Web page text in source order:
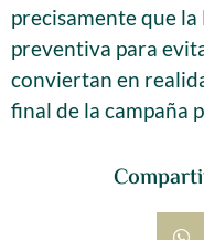
precisamente que
preventiva para
conviertan en
final de la campaña